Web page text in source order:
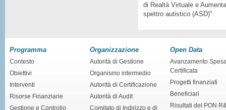
di Realtà Virtuale e
spettro autistico (ASD)"
Programma
Contesto
Obiettivi
Interventi
Risorse Finanziarie
Gestione e Controllo
Organizzazione
Autorità di Gestione
Organismo intermedio
Autorità di Certificazione
Autorità di Audit
Comitato di Indirizzo e di
Open Data
Avanzamento
Certificata
Progetti finanziati
Beneficiari
Risultati del PON